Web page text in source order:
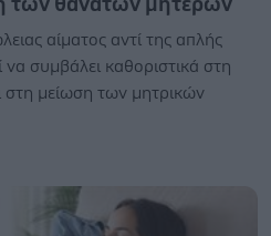
των θανάτων μητέρων
αίματος αντί της απλής
να συμβάλει καθοριστικά στη
μείωση των μητρικών